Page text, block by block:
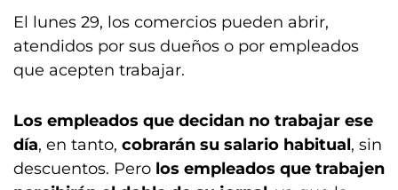
El lunes 29, los comercios pueden abrir,
atendidos por sus dueños o por empleados
que acepten trabajar.
Los empleados que decidan no trabajar ese
día, en tanto, cobrarán su salario habitual, sin
descuentos. Pero los empleados que trabajen